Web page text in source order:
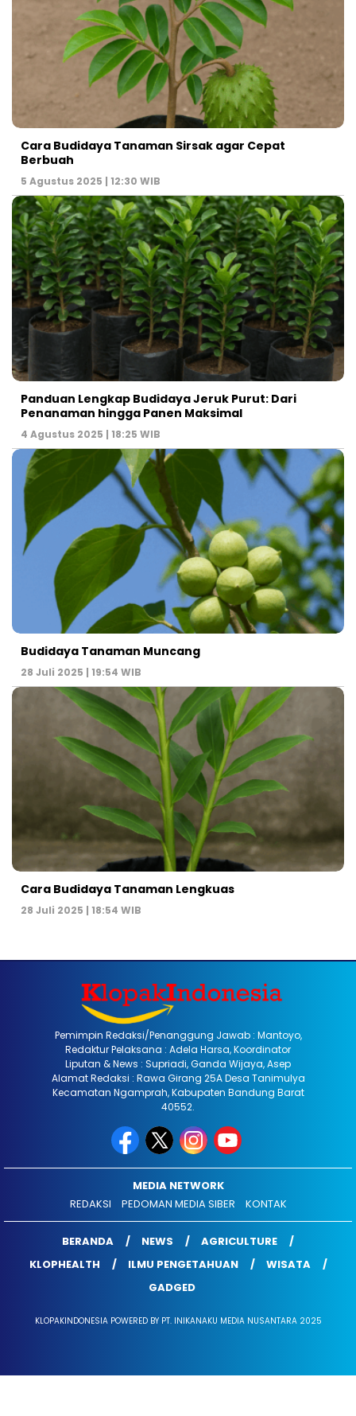
Cara Budidaya Tanaman Sirsak agar Cepat
Berbuah
5 Agustus 2025 | 12:30 WIB
Panduan Lengkap Budidaya Jeruk Purut: Dari
Penanaman hingga Panen Maksimal
4 Agustus 2025 | 18:25 WIB
Budidaya Tanaman Muncang
28 Juli 2025 | 19:54 WIB
Cara Budidaya Tanaman Lengkuas
28 Juli 2025 | 18:54 WIB
Pemimpin Redaksi/Penanggung Jawab : Mantoyo,
Redaktur Pelaksana : Adela Harsa, Koordinator
Liputan & News : Supriadi, Ganda Wijaya, Asep
Alamat Redaksi : Rawa Girang 25A Desa Tanimulya
Kecamatan Ngamprah, Kabupaten Bandung Barat
40552.
MEDIA NETWORK
REDAKSI
PEDOMAN MEDIA SIBER KONTAK
BERANDA NEWS
AGRICULTURE
KLOPHEALTH
ILMU PENGETAHUAN
WISATA
GADGED
KLOPAKINDONESIA POWERED BY PT. INIKANAKU MEDIA NUSANTARA 2025